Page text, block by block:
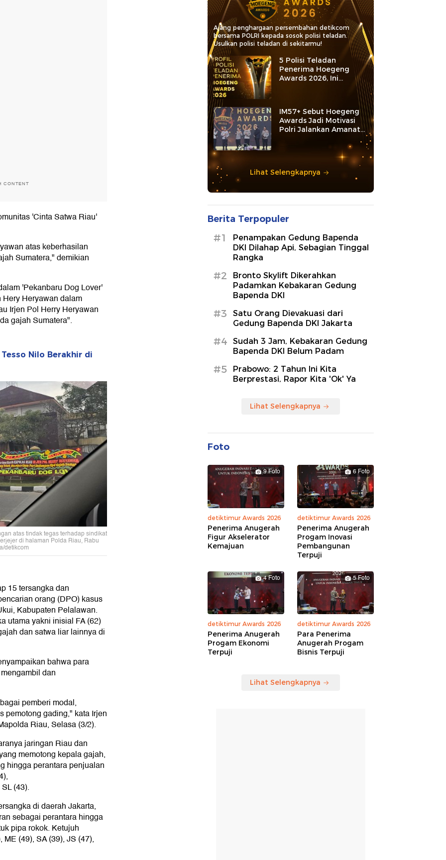
CONTENT
'Cinta Satwa Riau'
atas keberhasilan
Sumatera," demikian
'Pekanbaru Dog Lover'
Heryawan dalam
Irjen Pol Herry Heryawan
gajah Sumatera".
Nilo Berakhir di
atas tindak tegas terhadap sindikat
di halaman Polda Riau, Rabu
detikcom
15 tersangka dan
orang (DPO) kasus
Kabupaten Pelalawan.
utama yakni inisial FA (62)
dan satwa liar lainnya di
bahwa para
dan
pemberi modal,
pemotong gading," kata Irjen
Riau, Selasa (3/2).
jaringan Riau dan
memotong kepala gajah,
hingga perantara penjualan
(43).
di daerah Jakarta,
sebagai perantara hingga
pipa rokok. Ketujuh
(49), SA (39), JS (47),
Ajang penghargaan persembahan detikcom
bersama POLRI kepada sosok polisi teladan.
Usulkan polisi teladan di sekitarmu!
5 Polisi Teladan
Penerima Hoegeng
Awards 2026, Ini
Kategori dan Kiprahnya
IM57+ Sebut Hoegeng
Awards Jadi Motivasi
Polri Jalankan Amanat
Lihat Selengkapnya
Berita Terpopuler
#1
Penampakan Gedung Bapenda
DKI Dilahap Api, Sebagian Tinggal
Rangka
#2
Bronto Skylift Dikerahkan
Padamkan Kebakaran Gedung
Bapenda DKI
#3
Satu Orang Dievakuasi dari
Gedung Bapenda DKI Jakarta
#4
Sudah 3 Jam, Kebakaran Gedung
Bapenda DKI Belum Padam
#5
Prabowo: 2 Tahun Ini Kita
Berprestasi, Rapor Kita 'Ok' Ya
Lihat Selengkapnya
Foto
9 Foto
detiktimur Awards 2026
Penerima Anugerah
Figur Akselerator
Kemajuan
6 Foto
detiktimur Awards 2026
Penerima Anugerah
Progam Inovasi
Pembangunan
Terpuji
4 Foto
detiktimur Awards 2026
Penerima Anugerah
Progam Ekonomi
Terpuji
5 Foto
detiktimur Awards 2026
Para Penerima
Anugerah Progam
Bisnis Terpuji
Lihat Selengkapnya